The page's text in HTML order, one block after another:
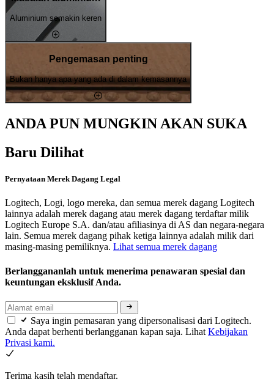
Aluminium semakin keren
Pengemasan penting
Bukan hanya apa yang ada di dalam kemasannya
ANDA PUN MUNGKIN AKAN SUKA
Baru Dilihat
Pernyataan Merek Dagang Legal
Logitech, Logi, logo mereka, dan semua merek dagang Logitech
lainnya adalah merek dagang atau merek dagang terdaftar milik
Logitech Europe S.A. dan/atau afiliasinya di AS dan negara-negara
lain. Semua merek dagang pihak ketiga lainnya adalah milik dari
masing-masing pemiliknya. Lihat semua merek dagang
Berlanggananlah untuk menerima penawaran spesial dan
keuntungan eksklusif Anda.
Saya ingin pemasaran yang dipersonalisasi dari Logitech.
Anda dapat berhenti berlangganan kapan saja. Lihat Kebijakan
Privasi kami.
Terima kasih telah mendaftar.